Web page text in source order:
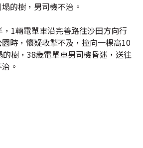
的樹，男司機不治。
1輛電單車沿完善路往沙田方向行
時，懷疑收掣不及，撞向一棵高10
樹，38歲電單車男司機昏迷，送往
。